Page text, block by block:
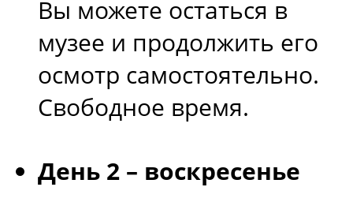
Вы можете остаться в
музее и продолжить его
осмотр самостоятельно.
Свободное время.
День 2 – воскресенье